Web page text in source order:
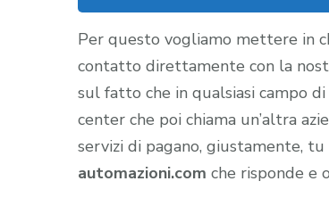
Per questo vogliamo mettere in
contatto direttamente con la
sul fatto che in qualsiasi campo
center che poi chiama un’altra
servizi di pagano, giustamente,
automazioni.com che risponde e